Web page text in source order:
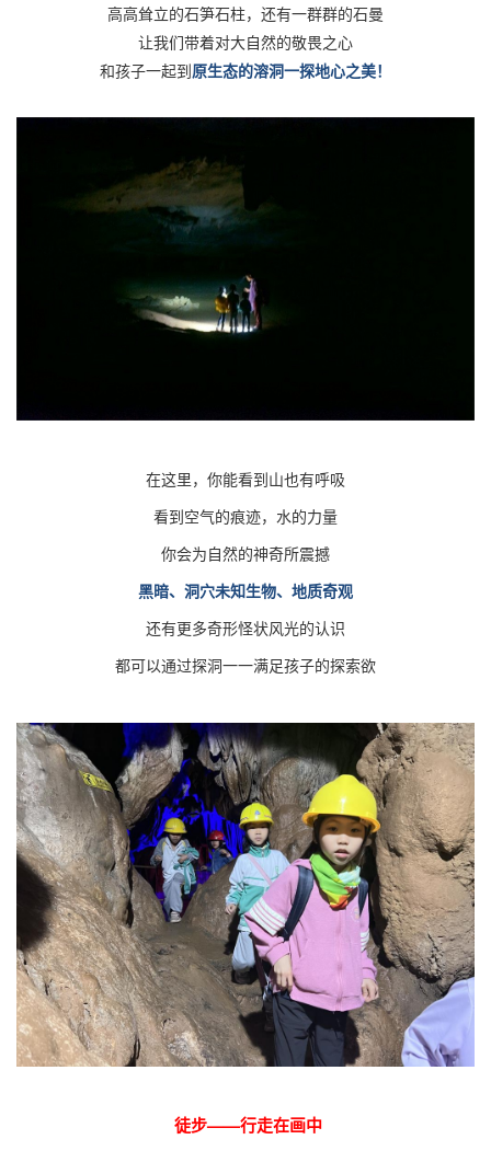
高高耸立的石笋石柱，还有一群群的石曼
让我们带着对大自然的敬畏之心
和孩子一起到原生态的溶洞一探地心之美！
在这里，你能看到山也有呼吸
看到空气的痕迹，水的力量
你会为自然的神奇所震撼
黑暗、洞穴未知生物、地质奇观
还有更多奇形怪状风光的认识
都可以通过探洞一一满足孩子的探索欲
徒步——行走在画中